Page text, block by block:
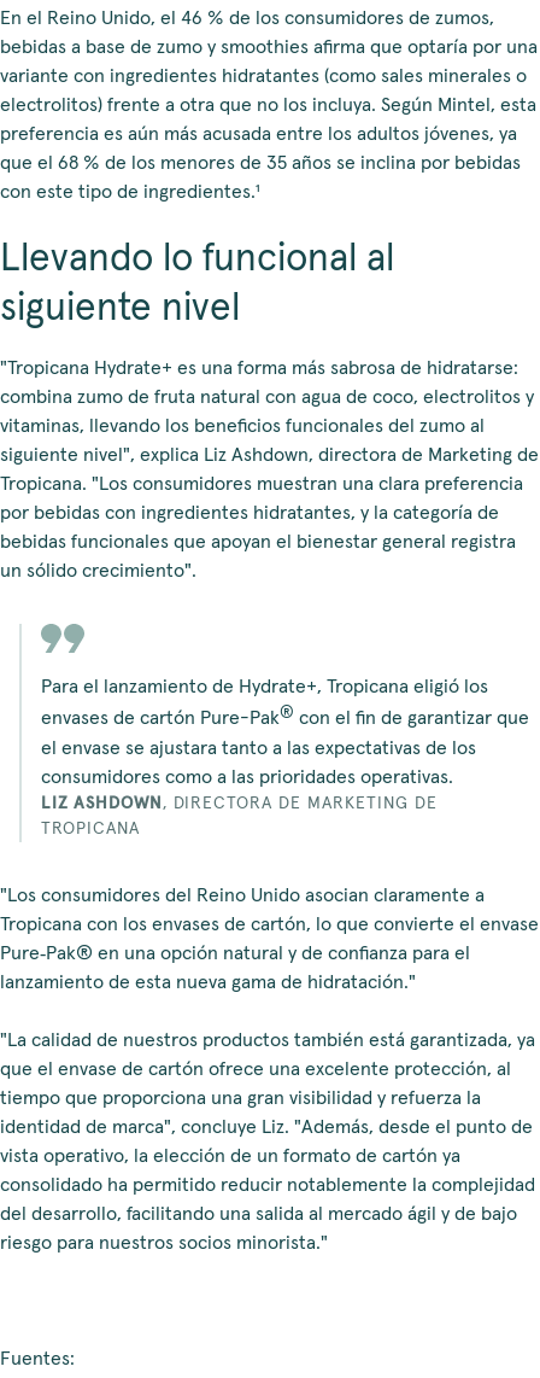
En el Reino Unido, el 46 % de los consumidores de zumos,
bebidas a base de zumo y smoothies afirma que optaría por una
variante con ingredientes hidratantes (como sales minerales o
electrolitos) frente a otra que no los incluya. Según Mintel, esta
preferencia es aún más acusada entre los adultos jóvenes, ya
que el 68 % de los menores de 35 años se inclina por bebidas
con este tipo de ingredientes.¹
Llevando lo funcional al
siguiente nivel
"Tropicana Hydrate+ es una forma más sabrosa de hidratarse:
combina zumo de fruta natural con agua de coco, electrolitos y
vitaminas, llevando los beneficios funcionales del zumo al
siguiente nivel", explica Liz Ashdown, directora de Marketing de
Tropicana. "Los consumidores muestran una clara preferencia
por bebidas con ingredientes hidratantes, y la categoría de
bebidas funcionales que apoyan el bienestar general registra
un sólido crecimiento".
Para el lanzamiento de Hydrate+, Tropicana eligió los
envases de cartón Pure-Pak® con el fin de garantizar que
el envase se ajustara tanto a las expectativas de los
consumidores como a las prioridades operativas.
LIZ ASHDOWN , DIRECTORA DE MARKETING DE
TROPICANA
"Los consumidores del Reino Unido asocian claramente a
Tropicana con los envases de cartón, lo que convierte el envase
Pure‑Pak® en una opción natural y de confianza para el
lanzamiento de esta nueva gama de hidratación."
"La calidad de nuestros productos también está garantizada, ya
que el envase de cartón ofrece una excelente protección, al
tiempo que proporciona una gran visibilidad y refuerza la
identidad de marca", concluye Liz. "Además, desde el punto de
vista operativo, la elección de un formato de cartón ya
consolidado ha permitido reducir notablemente la complejidad
del desarrollo, facilitando una salida al mercado ágil y de bajo
riesgo para nuestros socios minorista."
Fuentes: